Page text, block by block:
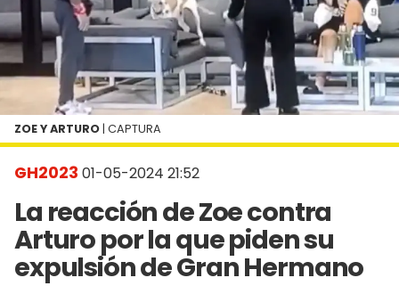
GH2023 01-05-2024 21:52
La reacción de Zoe contra
Arturo por la que piden su
expulsión de Gran Hermano
ZOE Y ARTURO | CAPTURA